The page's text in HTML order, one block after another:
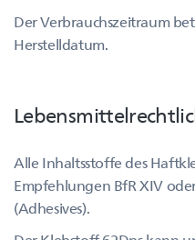
Der Verbrauchszeitraum
Herstelldatum.
Alle Inhaltsstoffe des
Empfehlungen BfR XIV
(Adhesives).